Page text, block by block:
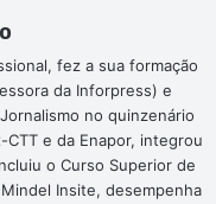
fez a sua formação
da Inforpress) e
no quinzenário
e da Enapor, integrou
o Curso Superior de
Insite, desempenha